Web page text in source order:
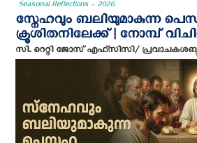
Seasonal Reflections - 2026
സ്നേഹവും ബലിയുമാകുന്ന
ക്രൂശിതനിലേക്ക് | നോമ്പ്
സി. റെറ്റി ജോസ് എഫ്‌സി‌സി/